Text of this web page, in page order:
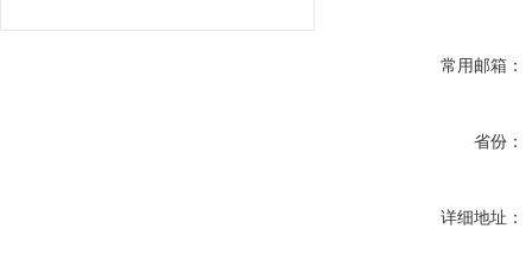
常用邮箱：
省份：
详细地址：